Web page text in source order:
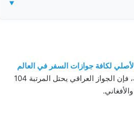
لكافة جوازات السفر في العالم
بحسب عدد الوجهات التي يمكن لحامليها الوصول إليها دون تأشيرة مسبقة، فإن الجواز العراقي يحتل المرتبة 104